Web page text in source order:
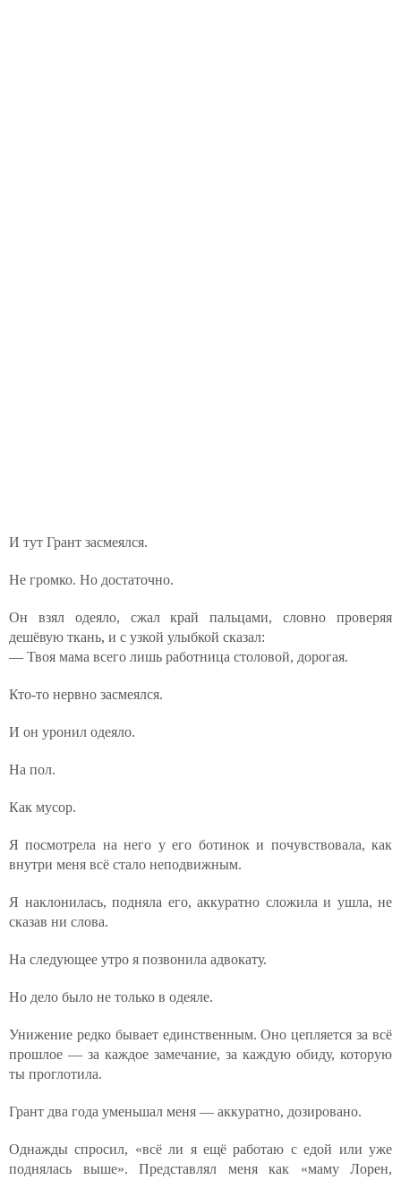
И тут Грант засмеялся.
Не громко. Но достаточно.
Он взял одеяло, сжал край пальцами, словно проверяя
дешёвую ткань, и с узкой улыбкой сказал:
— Твоя мама всего лишь работница столовой, дорогая.
Кто-то нервно засмеялся.
И он уронил одеяло.
На пол.
Как мусор.
Я посмотрела на него у его ботинок и почувствовала, как
внутри меня всё стало неподвижным.
Я наклонилась, подняла его, аккуратно сложила и ушла, не
сказав ни слова.
На следующее утро я позвонила адвокату.
Но дело было не только в одеяле.
Унижение редко бывает единственным. Оно цепляется за всё
прошлое — за каждое замечание, за каждую обиду, которую
ты проглотила.
Грант два года уменьшал меня — аккуратно, дозировано.
Однажды спросил, «всё ли я ещё работаю с едой или уже
поднялась выше». Представлял меня как «маму Лорен,